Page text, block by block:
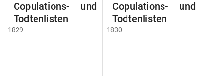
Copulations- und
Todtenlisten
1829
Copulations- und
Todtenlisten
1830